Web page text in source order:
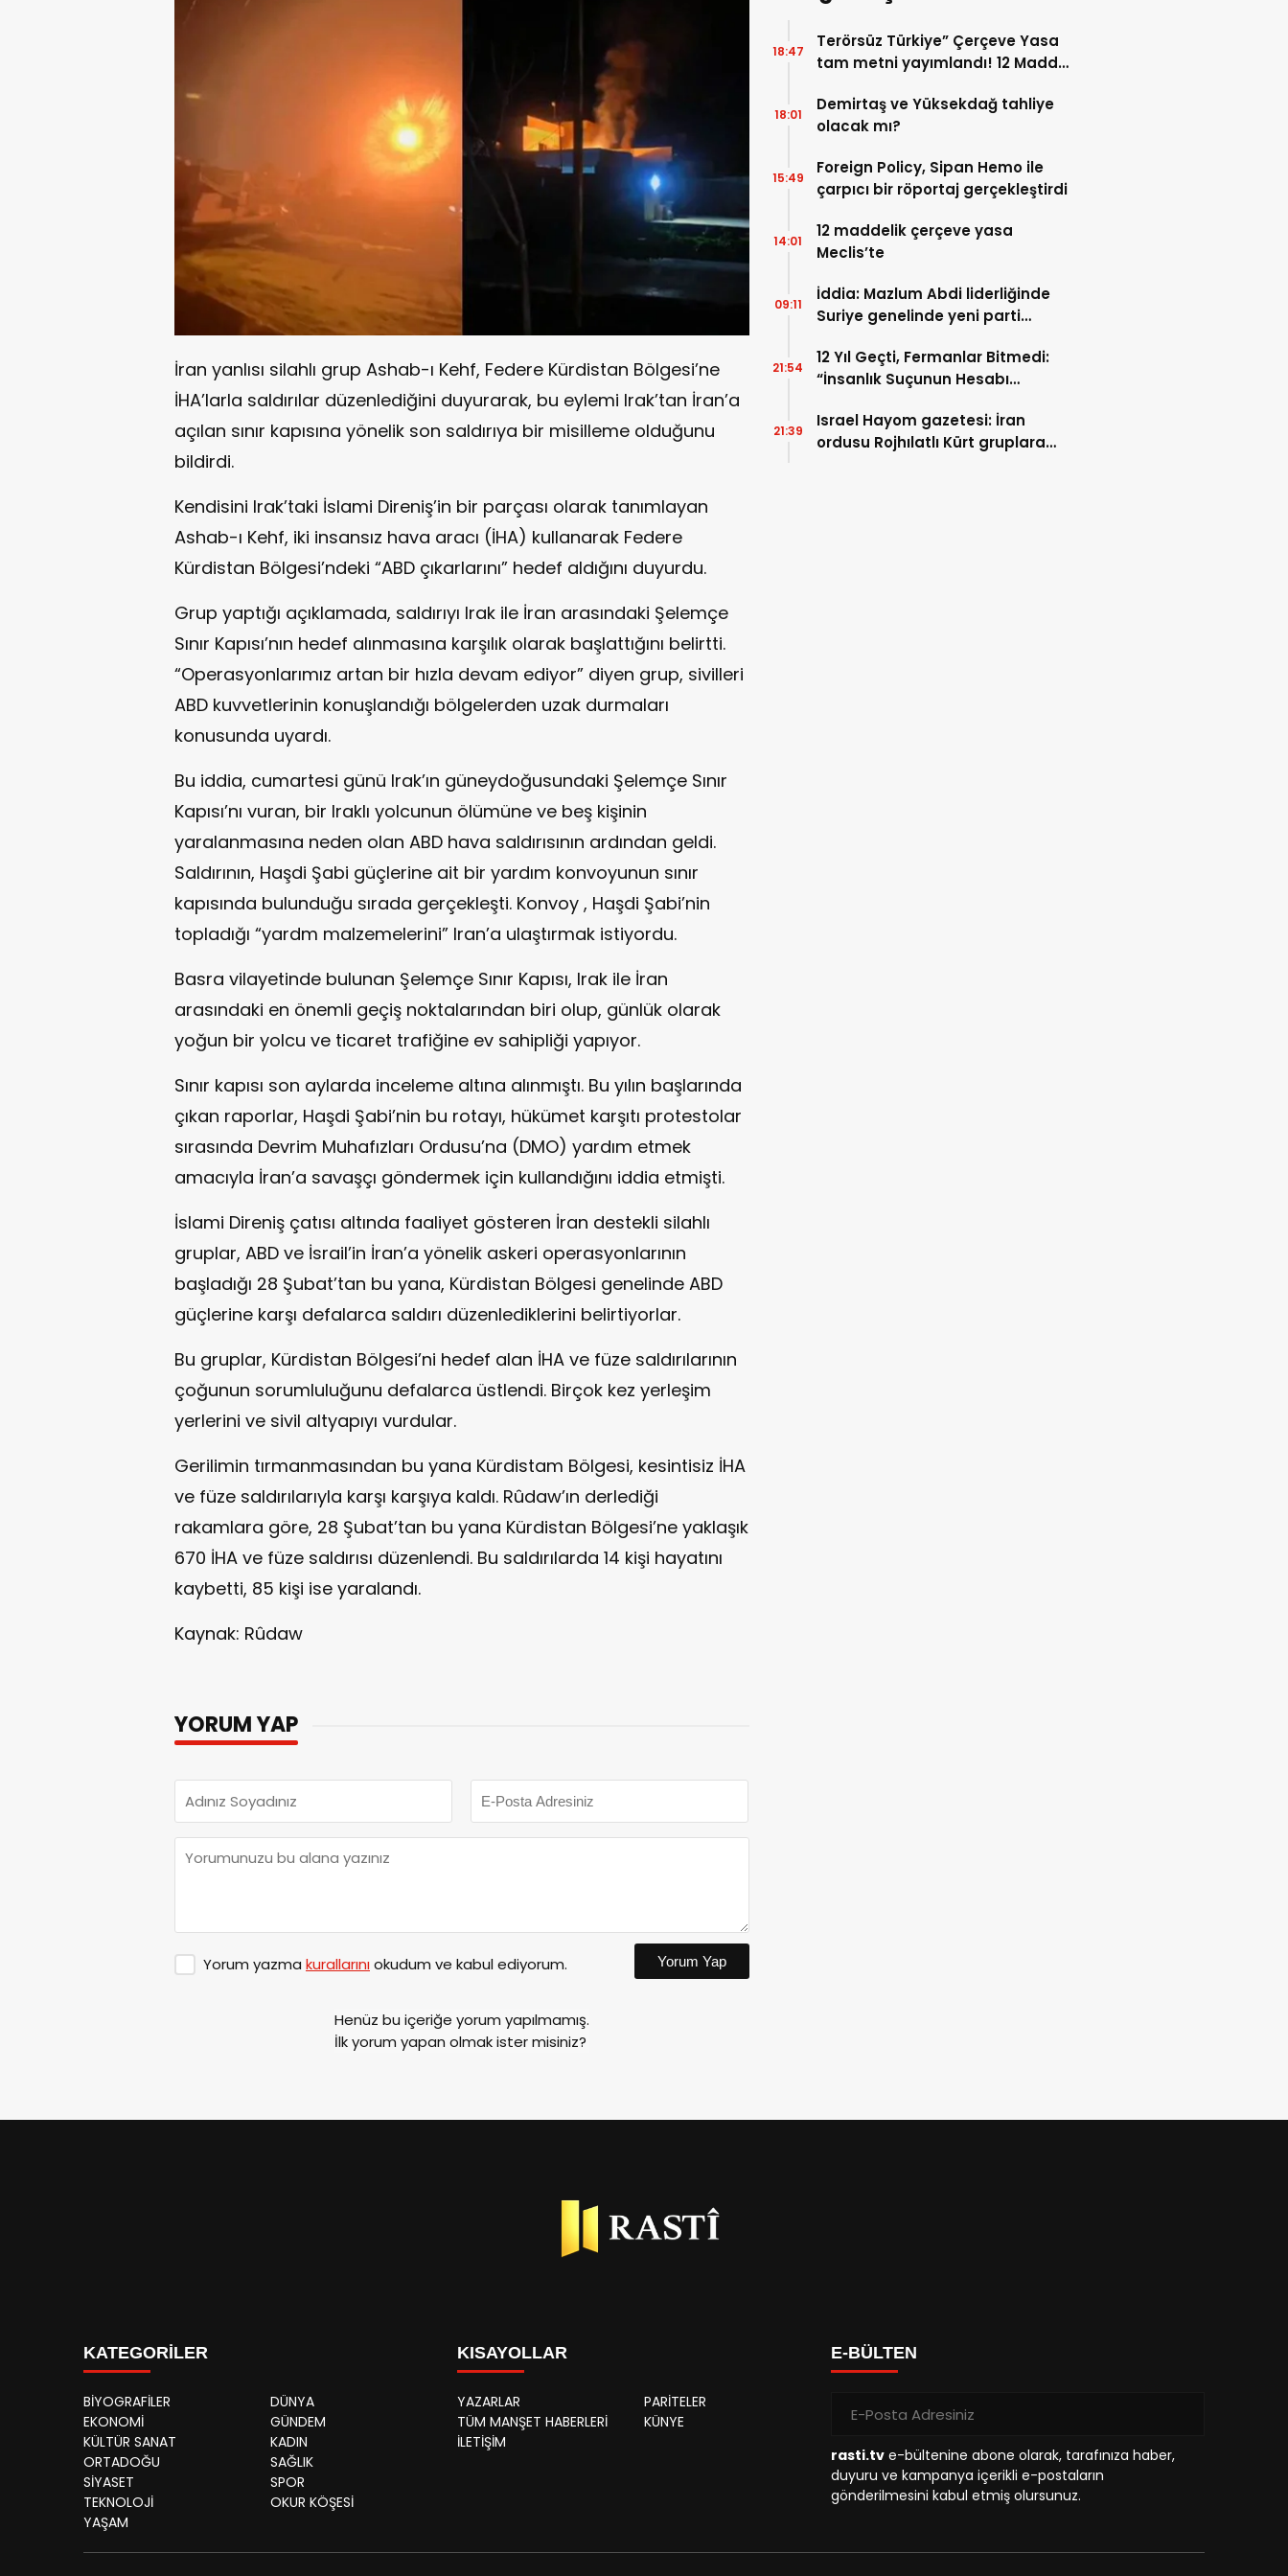
İran yanlısı silahlı grup Ashab-ı Kehf, Federe Kürdistan Bölgesi’ne
İHA’larla saldırılar düzenlediğini duyurarak, bu eylemi Irak’tan İran’a
açılan sınır kapısına yönelik son saldırıya bir misilleme olduğunu
bildirdi.
Kendisini Irak’taki İslami Direniş’in bir parçası olarak tanımlayan
Ashab-ı Kehf, iki insansız hava aracı (İHA) kullanarak Federe
Kürdistan Bölgesi’ndeki “ABD çıkarlarını” hedef aldığını duyurdu.
Grup yaptığı açıklamada, saldırıyı Irak ile İran arasındaki Şelemçe
Sınır Kapısı’nın hedef alınmasına karşılık olarak başlattığını belirtti.
“Operasyonlarımız artan bir hızla devam ediyor” diyen grup, sivilleri
ABD kuvvetlerinin konuşlandığı bölgelerden uzak durmaları
konusunda uyardı.
Bu iddia, cumartesi günü Irak’ın güneydoğusundaki Şelemçe Sınır
Kapısı’nı vuran, bir Iraklı yolcunun ölümüne ve beş kişinin
yaralanmasına neden olan ABD hava saldırısının ardından geldi.
Saldırının, Haşdi Şabi güçlerine ait bir yardım konvoyunun sınır
kapısında bulunduğu sırada gerçekleşti. Konvoy , Haşdi Şabi’nin
topladığı “yardm malzemelerini” Iran’a ulaştırmak istiyordu.
Basra vilayetinde bulunan Şelemçe Sınır Kapısı, Irak ile İran
arasındaki en önemli geçiş noktalarından biri olup, günlük olarak
yoğun bir yolcu ve ticaret trafiğine ev sahipliği yapıyor.
Sınır kapısı son aylarda inceleme altına alınmıştı. Bu yılın başlarında
çıkan raporlar, Haşdi Şabi’nin bu rotayı, hükümet karşıtı protestolar
sırasında Devrim Muhafızları Ordusu’na (DMO) yardım etmek
amacıyla İran’a savaşçı göndermek için kullandığını iddia etmişti.
İslami Direniş çatısı altında faaliyet gösteren İran destekli silahlı
gruplar, ABD ve İsrail’in İran’a yönelik askeri operasyonlarının
başladığı 28 Şubat’tan bu yana, Kürdistan Bölgesi genelinde ABD
güçlerine karşı defalarca saldırı düzenlediklerini belirtiyorlar.
Bu gruplar, Kürdistan Bölgesi’ni hedef alan İHA ve füze saldırılarının
çoğunun sorumluluğunu defalarca üstlendi. Birçok kez yerleşim
yerlerini ve sivil altyapıyı vurdular.
Gerilimin tırmanmasından bu yana Kürdistam Bölgesi, kesintisiz İHA
ve füze saldırılarıyla karşı karşıya kaldı. Rûdaw’ın derlediği
rakamlara göre, 28 Şubat’tan bu yana Kürdistan Bölgesi’ne yaklaşık
670 İHA ve füze saldırısı düzenlendi. Bu saldırılarda 14 kişi hayatını
kaybetti, 85 kişi ise yaralandı.
Kaynak: Rûdaw
YORUM YAP
Yorum yazma kurallarınıokudum ve kabul ediyorum. Yorum Yap
Henüz bu içeriğe yorum yapılmamış.
İlk yorum yapan olmak ister misiniz?
Terörsüz Türkiye” Çerçeve Yasa
tam metni yayımlandı! 12 Madde
18:47
Demirtaş ve Yüksekdağ tahliye
olacak mı?
18:01
Foreign Policy, Sipan Hemo ile
çarpıcı bir röportaj gerçekleştirdi
15:49
12 maddelik çerçeve yasa
Meclis’te
14:01
İddia: Mazlum Abdi liderliğinde
Suriye genelinde yeni parti
09:11
12 Yıl Geçti, Fermanlar Bitmedi:
“İnsanlık Suçunun Hesabı
21:54
Israel Hayom gazetesi: İran
ordusu Rojhılatlı Kürt gruplara
21:39
KATEGORİLER
BİYOGRAFİLER
DÜNYA
EKONOMİ
GÜNDEM
KÜLTÜR SANAT
KADIN
ORTADOĞU
SAĞLIK
SİYASET
SPOR
TEKNOLOJİ
OKUR KÖŞESİ
YAŞAM
KISAYOLLAR
YAZARLAR
PARİTELER
TÜM MANŞET HABERLERİ
KÜNYE
İLETİŞİM
E-BÜLTEN
rasti.tv e-bültenine abone olarak, tarafınıza haber,
duyuru ve kampanya içerikli e-postaların
gönderilmesini kabul etmiş olursunuz.